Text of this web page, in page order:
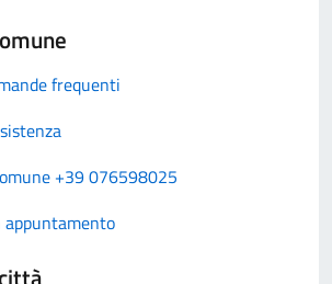
frequenti
+39 076598025
appuntamento